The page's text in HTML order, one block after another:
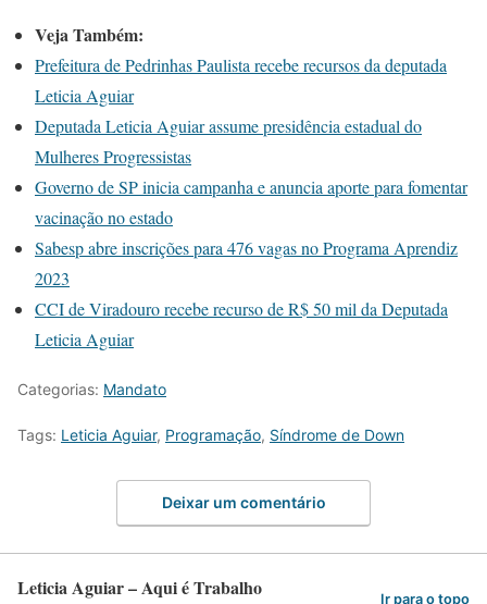
Veja Também:
Prefeitura de Pedrinhas Paulista recebe recursos da deputada
Leticia Aguiar
Deputada Leticia Aguiar assume presidência estadual do
Mulheres Progressistas
Governo de SP inicia campanha e anuncia aporte para fomentar
vacinação no estado
Sabesp abre inscrições para 476 vagas no Programa Aprendiz
2023
CCI de Viradouro recebe recurso de R$ 50 mil da Deputada
Leticia Aguiar
Categorias: Mandato
Tags: Leticia Aguiar, Programação, Síndrome de Down
Deixar um comentário
Leticia Aguiar – Aqui é Trabalho Ir para o topo